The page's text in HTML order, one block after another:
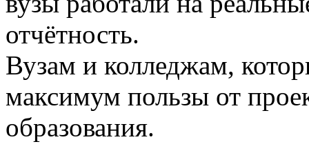
отчётность.
Вузам и колледжам,
максимум пользы от
образования.